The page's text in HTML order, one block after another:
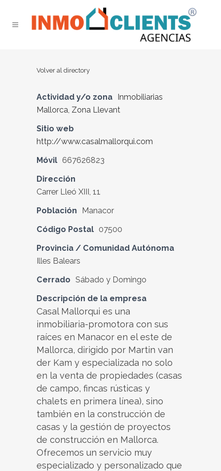
Volver al directory
Actividad y/o zona Inmobiliarias
Mallorca, Zona Llevant
Sitio web
http://www.casalmallorqui.com
Móvil 667626823
Dirección
Carrer Lleó XIII, 11
Población
Manacor
Código Postal 07500
Provincia / Comunidad Autónoma
Illes Balears
Cerrado Sábado y Domingo
Descripción de la empresa
Casal Mallorqui es una
inmobiliaria-promotora con sus
raíces en Manacor en el este de
Mallorca, dirigido por Martin van
der Kam y especializada no solo
en la venta de propiedades (casas
de campo, fincas rústicas y
chalets en primera línea), sino
también en la construcción de
casas y la gestión de proyectos
de construcción en Mallorca.
Ofrecemos un servicio muy
especializado y personalizado que